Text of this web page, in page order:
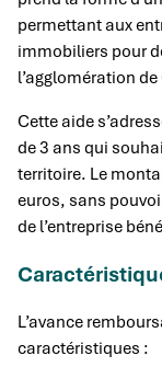
permettant aux
immobiliers pour
l’agglomération
Cette aide
de 3 ans qui
territoire. Le
euros, sans
de l’entreprise
L’avance
caractéristiques :